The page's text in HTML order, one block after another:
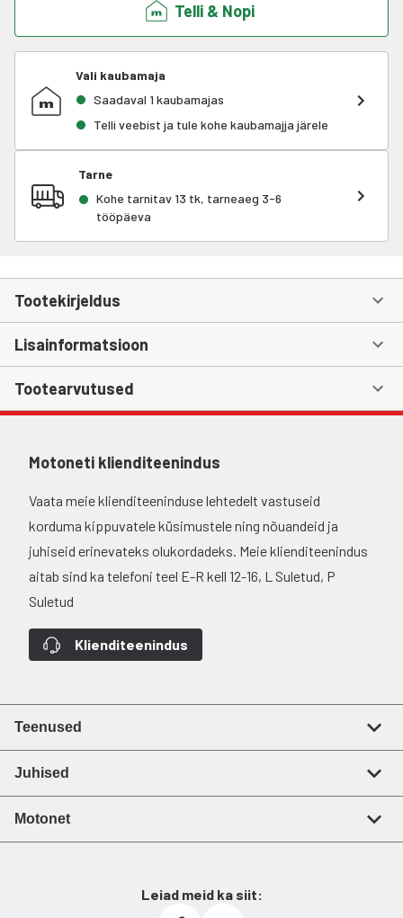
Telli & Nopi
Vali kaubamaja
Saadaval 1 kaubamajas
Telli veebist ja tule kohe kaubamajja järele
Tarne
Kohe tarnitav 13 tk, tarneaeg 3-6
tööpäeva
Tootekirjeldus
Lisainformatsioon
Tootearvutused
Motoneti klienditeenindus
Vaata meie klienditeeninduse lehtedelt vastuseid
korduma kippuvatele küsimustele ning nõuandeid ja
juhiseid erinevateks olukordadeks. Meie klienditeenindus
aitab sind ka telefoni teel E-R kell 12-16, L Suletud, P
Suletud
Klienditeenindus
Teenused
Juhised
Motonet
Leiad meid ka siit: